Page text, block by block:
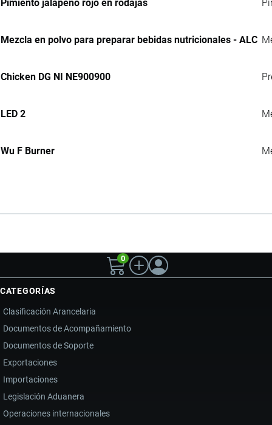
Pimiento jalapeño rojo en rodajas
Mezcla en polvo para preparar bebidas nutricionales - ALC
Chicken DG NI NE900900
LED 2
Wu F Burner
0
CATEGORÍAS
Clasificación Arancelaria
Documentos de Acompañamiento
Documentos de Soporte
Exportaciones
Importaciones
Legislación Aduanera
Operaciones internacionales